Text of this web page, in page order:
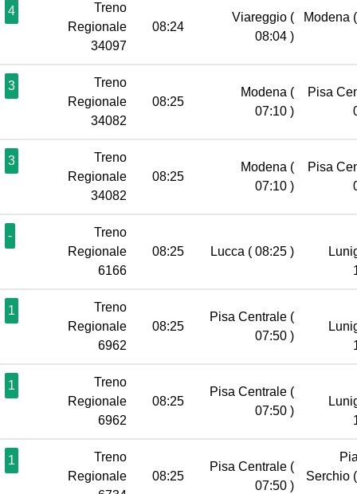
4
Treno
Regionale
34097
08:24
Viareggio (
08:04 )
Modena
3
Treno
Regionale
34082
08:25
Modena (
07:10 )
Pisa
3
Treno
Regionale
34082
08:25
Modena (
07:10 )
Pisa
-
Treno
Regionale
6166
08:25 Lucca ( 08:25 )
1
Treno
Regionale
6962
08:25
Pisa Centrale (
07:50 )
1
Treno
Regionale
6962
08:25
Pisa Centrale (
07:50 )
1
Treno
Regionale
08:25
Pisa Centrale (
07:50 )
Serchio